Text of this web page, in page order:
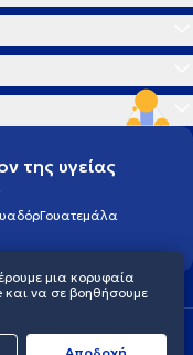
της υγείας
Γουατεμάλα
προσωπικού απορρήτου
μια κορυφαία
να σε βοηθήσουμε